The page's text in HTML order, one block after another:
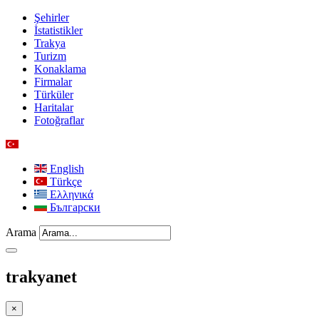
Şehirler
İstatistikler
Trakya
Turizm
Konaklama
Firmalar
Türküler
Haritalar
Fotoğraflar
English
Türkçe
Ελληνικά
Български
Arama
trakyanet
×